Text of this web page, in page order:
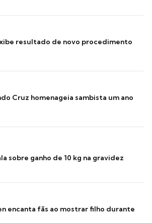
resultado de novo procedimento
Cruz homenageia sambista um ano
sobre ganho de 10 kg na gravidez
encanta fãs ao mostrar filho durante